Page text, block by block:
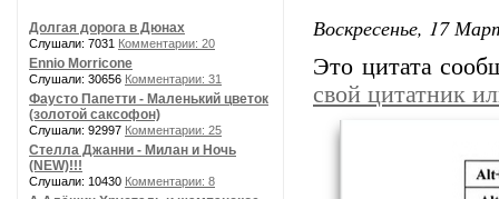
Долгая дорога в Дюнах
Слушали: 7031 Комментарии: 20
Ennio Morricone
Слушали: 30656 Комментарии: 31
Фаусто Папетти - Маленький цветок
(золотой саксофон)
Слушали: 92997 Комментарии: 25
Стелла Джанни - Милан и Ночь
(NEW)!!!
Слушали: 10430 Комментарии: 8
Воскресенье, 17
Это цитата
свой цитатник